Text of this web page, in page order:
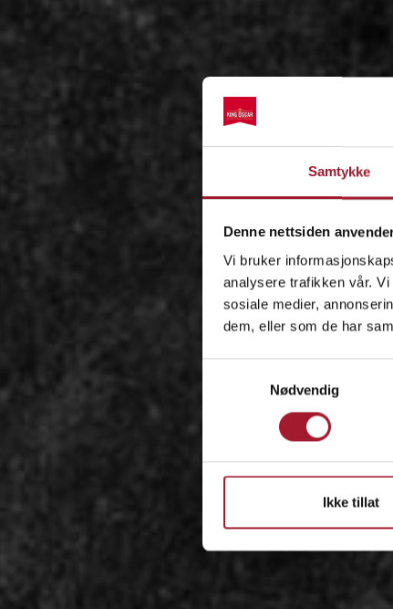
Samtykke
Denne nettsiden
Vi bruker
analysere trafikken vår.
sosiale medier,
dem, eller som de har
Nødvendig
Ikke tillat